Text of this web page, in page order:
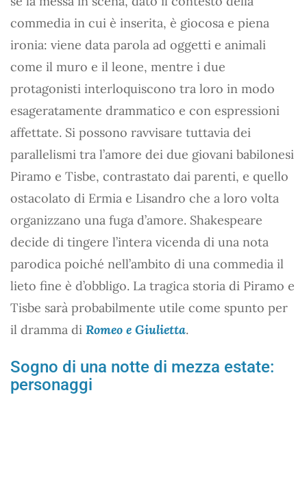
commedia in cui è inserita, è giocosa e piena
ironia: viene data parola ad oggetti e animali
come il muro e il leone, mentre i due
protagonisti interloquiscono tra loro in modo
esageratamente drammatico e con espressioni
affettate. Si possono ravvisare tuttavia dei
parallelismi tra l’amore dei due giovani babilonesi
Piramo e Tisbe, contrastato dai parenti, e quello
ostacolato di Ermia e Lisandro che a loro volta
organizzano una fuga d’amore. Shakespeare
decide di tingere l’intera vicenda di una nota
parodica poiché nell’ambito di una commedia il
lieto fine è d’obbligo. La tragica storia di Piramo e
Tisbe sarà probabilmente utile come spunto per
il dramma di Romeo e Giulietta.
Sogno di una notte di mezza estate:
personaggi